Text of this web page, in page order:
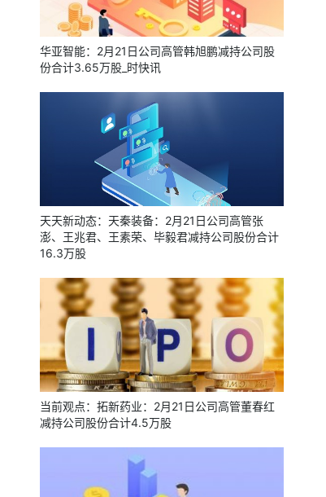
华亚智能：2月21日公司高管韩旭鹏减持公司股
份合计3.65万股_时快讯
天天新动态：天秦装备：2月21日公司高管张
澎、王兆君、王素荣、毕毅君减持公司股份合计
16.3万股
当前观点：拓新药业：2月21日公司高管董春红
减持公司股份合计4.5万股